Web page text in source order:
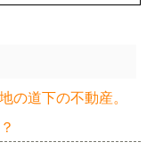
の道下の不動産。